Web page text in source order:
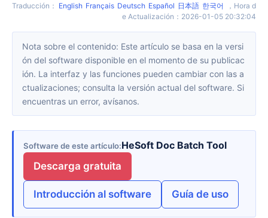
Traducción ： English Français Deutsch Español 日本語 한국어 ， Hora d
e Actualización ： 2026-01-05 20:32:04
Nota sobre el contenido: Este artículo se basa en la versi
ón del software disponible en el momento de su publicac
ión. La interfaz y las funciones pueden cambiar con las a
ctualizaciones; consulta la versión actual del software. Si
encuentras un error, avísanos.
Software de este artículo HeSoft Doc Batch Tool
Descarga gratuita
Introducción al software Guía de uso